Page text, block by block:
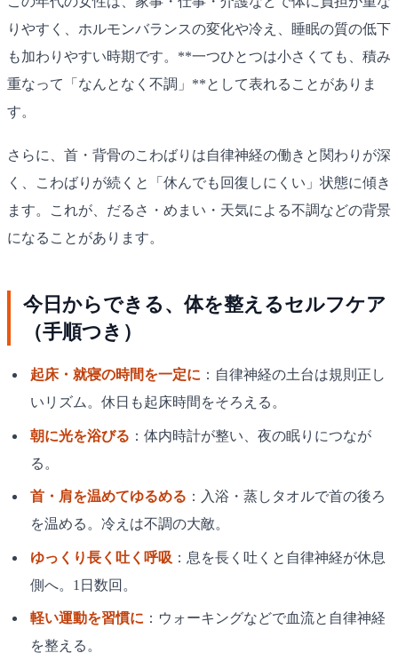
りやすく、ホルモンバランスの変化や冷え、睡眠の質の低下
も加わりやすい時期です。**一つひとつは小さくても、積み
重なって「なんとなく不調」**として表れることがありま
す。
さらに、首・背骨のこわばりは自律神経の働きと関わりが深
く、こわばりが続くと「休んでも回復しにくい」状態に傾き
ます。これが、だるさ・めまい・天気による不調などの背景
になることがあります。
今日からできる、体を整えるセルフケア
（手順つき）
起床・就寝の時間を一定に ：自律神経の土台は規則正し
いリズム。休日も起床時間をそろえる。
朝に光を浴びる ：体内時計が整い、夜の眠りにつなが
る。
首・肩を温めてゆるめる ：入浴・蒸しタオルで首の後ろ
を温める。冷えは不調の大敵。
ゆっくり長く吐く呼吸 ：息を長く吐くと自律神経が休息
側へ。1日数回。
軽い運動を習慣に ：ウォーキングなどで血流と自律神経
を整える。